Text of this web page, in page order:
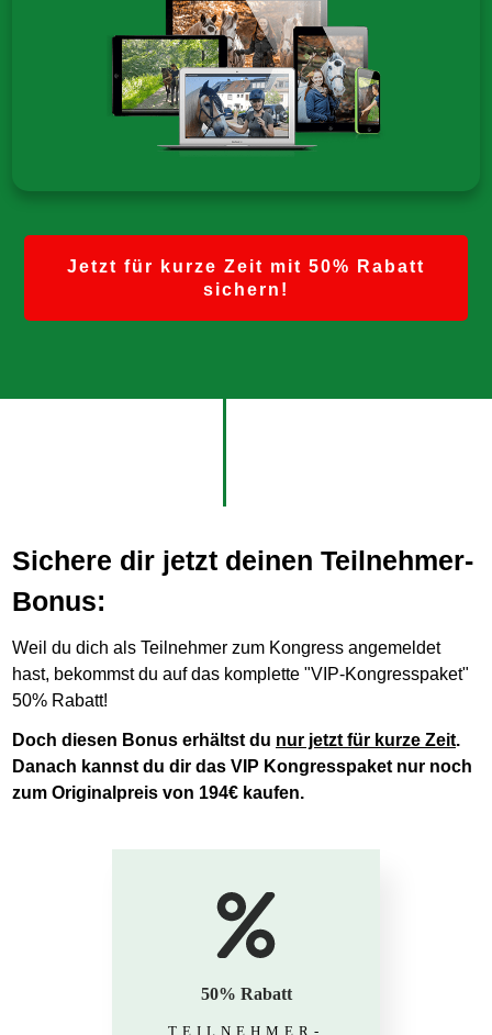
Jetzt für kurze Zeit mit 50% Rabatt
sichern!
Sichere dir jetzt deinen Teilnehmer-
Bonus:
Weil du dich als Teilnehmer zum Kongress angemeldet
hast, bekommst du auf das komplette "VIP-Kongresspaket"
50% Rabatt!
Doch diesen Bonus erhältst du nur jetzt für kurze Zeit.
Danach kannst du dir das VIP Kongresspaket nur noch
zum Originalpreis von 194€ kaufen.
50% Rabatt
TEILNEHMER-